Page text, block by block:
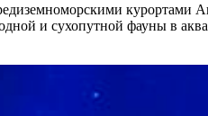
и сухопутной фауны в